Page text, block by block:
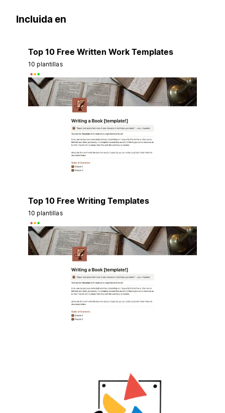
Incluida en
Top 10 Free Written Work Templates
10 plantillas
Top 10 Free Writing Templates
10 plantillas